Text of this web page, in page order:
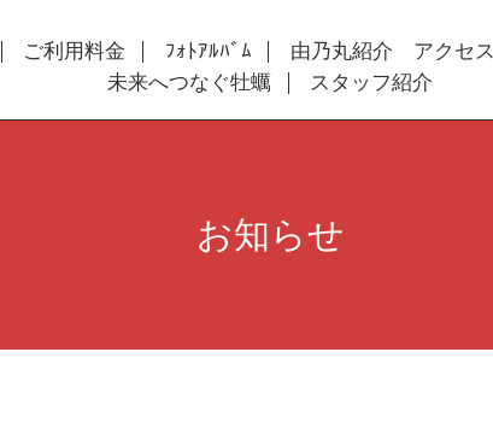
ご利用料金 ﾌｫﾄｱﾙﾊﾞﾑ 由乃丸紹介 アクセス
未来へつなぐ牡蠣
スタッフ紹介
お知らせ